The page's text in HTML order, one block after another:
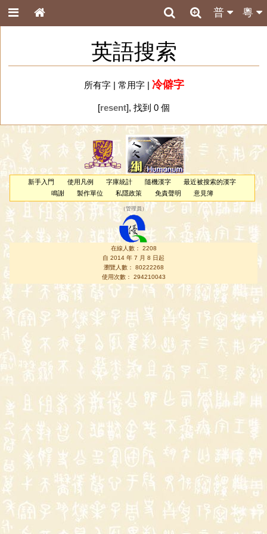
粵
普
英語搜索
所有字| 常用字| 冷僻字
[resent], 找到 0 個
新手入門 使用凡例 字庫統計 隨機漢字
最近被搜索的漢字
鳴謝
製作單位 私隱政策 免責聲明 意見簿
（管理員 ）
在線人數： 2208
自 2014 年 7 月 8 日起
瀏覽人數： 80222268
使用次數： 294210043